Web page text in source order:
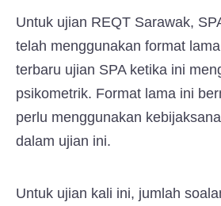
Untuk ujian REQT Sarawak,
telah menggunakan format
terbaru ujian SPA ketika ini
psikometrik. Format lama ini
perlu menggunakan
dalam ujian ini.
Untuk ujian kali ini, jumlah